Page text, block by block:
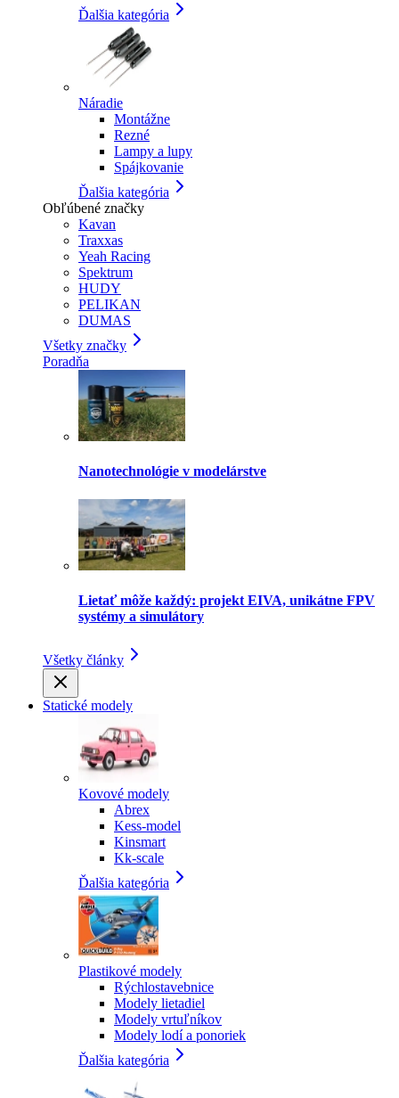
Ďalšia kategória
Náradie
Montážne
Rezné
Lampy a lupy
Spájkovanie
Ďalšia kategória
Obľúbené značky
Kavan
Traxxas
Yeah Racing
Spektrum
HUDY
PELIKAN
DUMAS
Všetky značky
Poradňa
Nanotechnológie v modelárstve
Lietať môže každý: projekt EIVA, unikátne FPV
systémy a simulátory
Všetky články
Statické modely
Kovové modely
Abrex
Kess-model
Kinsmart
Kk-scale
Ďalšia kategória
Plastikové modely
Rýchlostavebnice
Modely lietadiel
Modely vrtuľníkov
Modely lodí a ponoriek
Ďalšia kategória